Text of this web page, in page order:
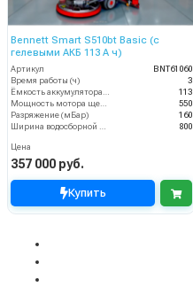
Bennett Smart S510bt Basic (с
гелевыми АКБ 113 А ч)
Артикул
BNT61060
Время работы (ч)
3
Ёмкость аккумулятора (Ач)
113
Мощность мотора щеток
550
Разряжение (мБар)
160
Ширина водосборной рейки
800
Цена
357 000 руб.
Купить